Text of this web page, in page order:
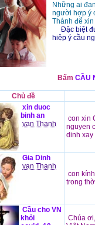
Những ai
người hợp ý
Thánh để
Đặc biệt
hiệp ý cầu
Bấm CẦU
Chủ đề
xin duoc
binh an
van Thanh
con xin
nguyen
dinh xay
Gia Dinh
van Thanh
con
trong
Cầu cho VN
khỏi
Chúa